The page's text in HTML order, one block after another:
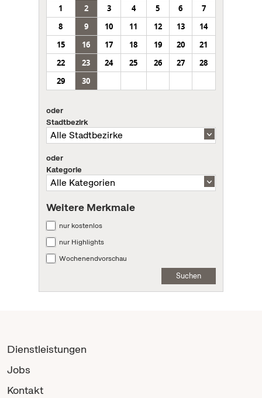
1
2 3 4 5 6
7
8
9 10 11 12 13
14
15
16 17 18 19 20
21
22
23 24 25 26 27
28
29
30
oder
Stadtbezirk
oder
Kategorie
Weitere Merkmale
nur kostenlos
nur Highlights
Wochenendvorschau
Suchen
Dienstleistungen
Jobs
Kontakt